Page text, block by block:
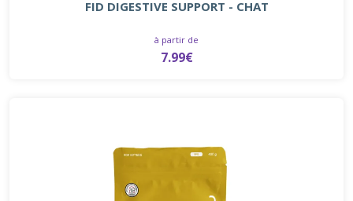
FID DIGESTIVE SUPPORT - CHAT
à partir de
7.99€